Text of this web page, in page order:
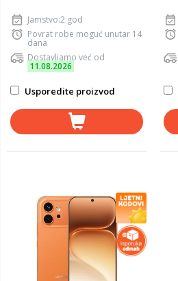
Jamstvo:2 god
Povrat robe moguć unutar 14
dana
Dostavljamo već od
11.08.2026
Usporedite proizvod